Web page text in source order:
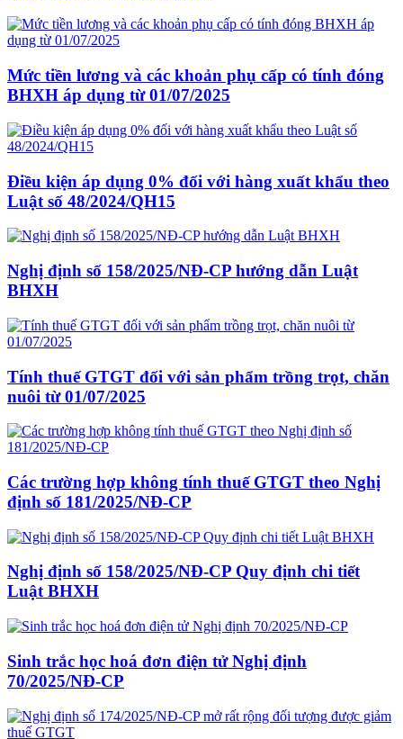
Mức tiền lương và các khoản phụ cấp có tính đóng
BHXH áp dụng từ 01/07/2025
Điều kiện áp dụng 0% đối với hàng xuất khẩu theo
Luật số 48/2024/QH15
Nghị định số 158/2025/NĐ-CP hướng dẫn Luật
BHXH
Tính thuế GTGT đối với sản phẩm trồng trọt, chăn
nuôi từ 01/07/2025
Các trường hợp không tính thuế GTGT theo Nghị
định số 181/2025/NĐ-CP
Nghị định số 158/2025/NĐ-CP Quy định chi tiết
Luật BHXH
Sinh trắc học hoá đơn điện tử Nghị định
70/2025/NĐ-CP